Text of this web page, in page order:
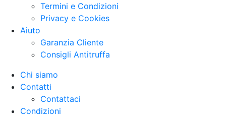
Termini e Condizioni
Privacy e Cookies
Aiuto
Garanzia Cliente
Consigli Antitruffa
Chi siamo
Contatti
Contattaci
Condizioni